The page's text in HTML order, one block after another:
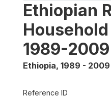
Ethiopian
1989-2009
Ethiopia, 1989 - 2009
Reference ID